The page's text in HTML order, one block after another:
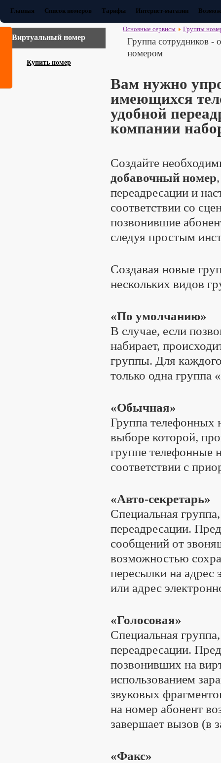
Главная Список номеров Тарифы Интернет-магазин
Виртуальный номер
Купить номер
Основные сервисы Группы
Группа сотрудников -
номером
Вам нужно
имеющихся
удобной
компании
Создайте
добавочный номер
переадресации и
соответствии со
позвонившие
следуя простым
Создавая новые
нескольких видов
«По умолчанию»
В случае, если
набирает,
группы. Для
только одна
«Обычная»
Группа телефонных
выборе которой,
группе телефонные
соответствии с
«Авто-секретарь»
Специальная
переадресации.
сообщений от
возможностью
пересылки на адрес
или адрес
«Голосовая»
Специальная
переадресации.
позвонивших на
использованием
звуковых
на номер абонент
завершает вызов (в
«Факс»